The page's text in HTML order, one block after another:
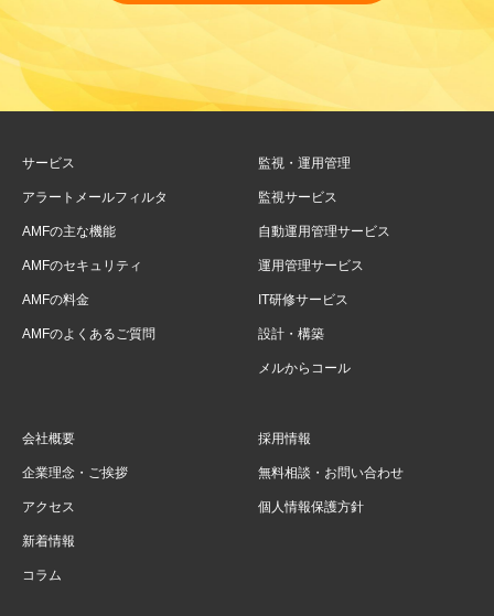
サービス
アラートメールフィルタ
AMFの主な機能
AMFのセキュリティ
AMFの料金
AMFのよくあるご質問
監視・運用管理
監視サービス
自動運用管理サービス
運用管理サービス
IT研修サービス
設計・構築
メルからコール
会社概要
企業理念・ご挨拶
アクセス
新着情報
コラム
採用情報
無料相談・お問い合わせ
個人情報保護方針